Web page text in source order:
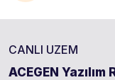
CANLI UZEM
ACEGEN